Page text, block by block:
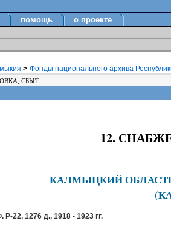
помощь о проекте
> Фонды национального архива
СБЫТ
12.
КАЛМЫЦКИЙ
Р-22, 1276 д., 1918 - 1923 гг.